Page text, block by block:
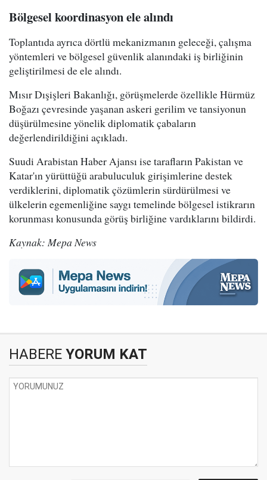
Bölgesel koordinasyon ele alındı
Toplantıda ayrıca dörtlü mekanizmanın geleceği, çalışma
yöntemleri ve bölgesel güvenlik alanındaki iş birliğinin
geliştirilmesi de ele alındı.
Mısır Dışişleri Bakanlığı, görüşmelerde özellikle Hürmüz
Boğazı çevresinde yaşanan askeri gerilim ve tansiyonun
düşürülmesine yönelik diplomatik çabaların
değerlendirildiğini açıkladı.
Suudi Arabistan Haber Ajansı ise tarafların Pakistan ve
Katar'ın yürüttüğü arabuluculuk girişimlerine destek
verdiklerini, diplomatik çözümlerin sürdürülmesi ve
ülkelerin egemenliğine saygı temelinde bölgesel istikrarın
korunması konusunda görüş birliğine vardıklarını bildirdi.
Kaynak: Mepa News
HABERE YORUM KAT